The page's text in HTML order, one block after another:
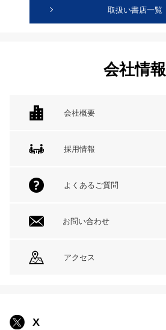
取扱い書店一覧
会社情報
会社概要
採用情報
よくあるご質問
お問い合わせ
アクセス
X